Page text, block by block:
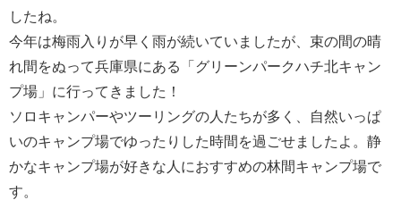
したね。
今年は梅雨入りが早く雨が続いていましたが、束の間の晴
れ間をぬって兵庫県にある「グリーンパークハチ北キャン
プ場」に行ってきました！
ソロキャンパーやツーリングの人たちが多く、自然いっぱ
いのキャンプ場でゆったりした時間を過ごせましたよ。静
かなキャンプ場が好きな人におすすめの林間キャンプ場で
す。